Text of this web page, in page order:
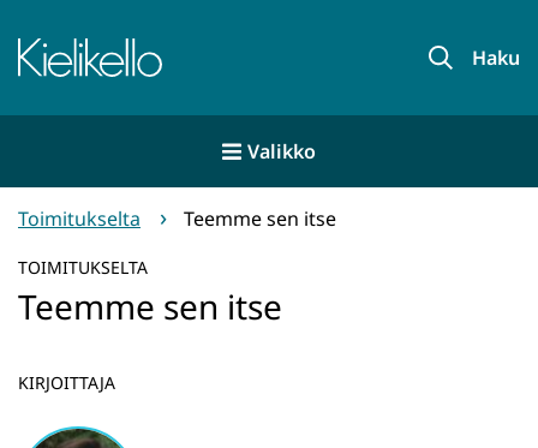
sisältöön
Etusivu Haku
Valikko
Toimitukselta Teemme sen itse
TOIMITUKSELTA
Teemme sen itse
KIRJOITTAJA